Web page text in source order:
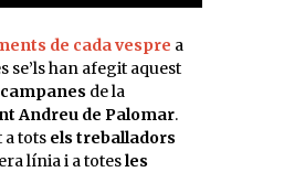
de cada vespre a
se’ls han afegit aquest
de la
Andreu de Palomar.
a tots els treballadors
línia i a totesles